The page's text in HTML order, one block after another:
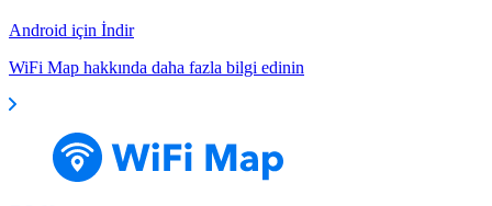
Android için İndir
WiFi Map hakkında daha fazla bilgi edinin